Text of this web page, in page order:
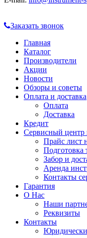
Заказать звонок
Главная
Каталог
Производители
Акции
Новости
Обзоры и советы
Оплата и доставка
Оплата
Доставка
Кредит
Сервисный центр
Прайс лист
Подготовка
Забор и
Аренда
Контакты
Гарантия
О Нас
Наши
Реквизиты
Контакты